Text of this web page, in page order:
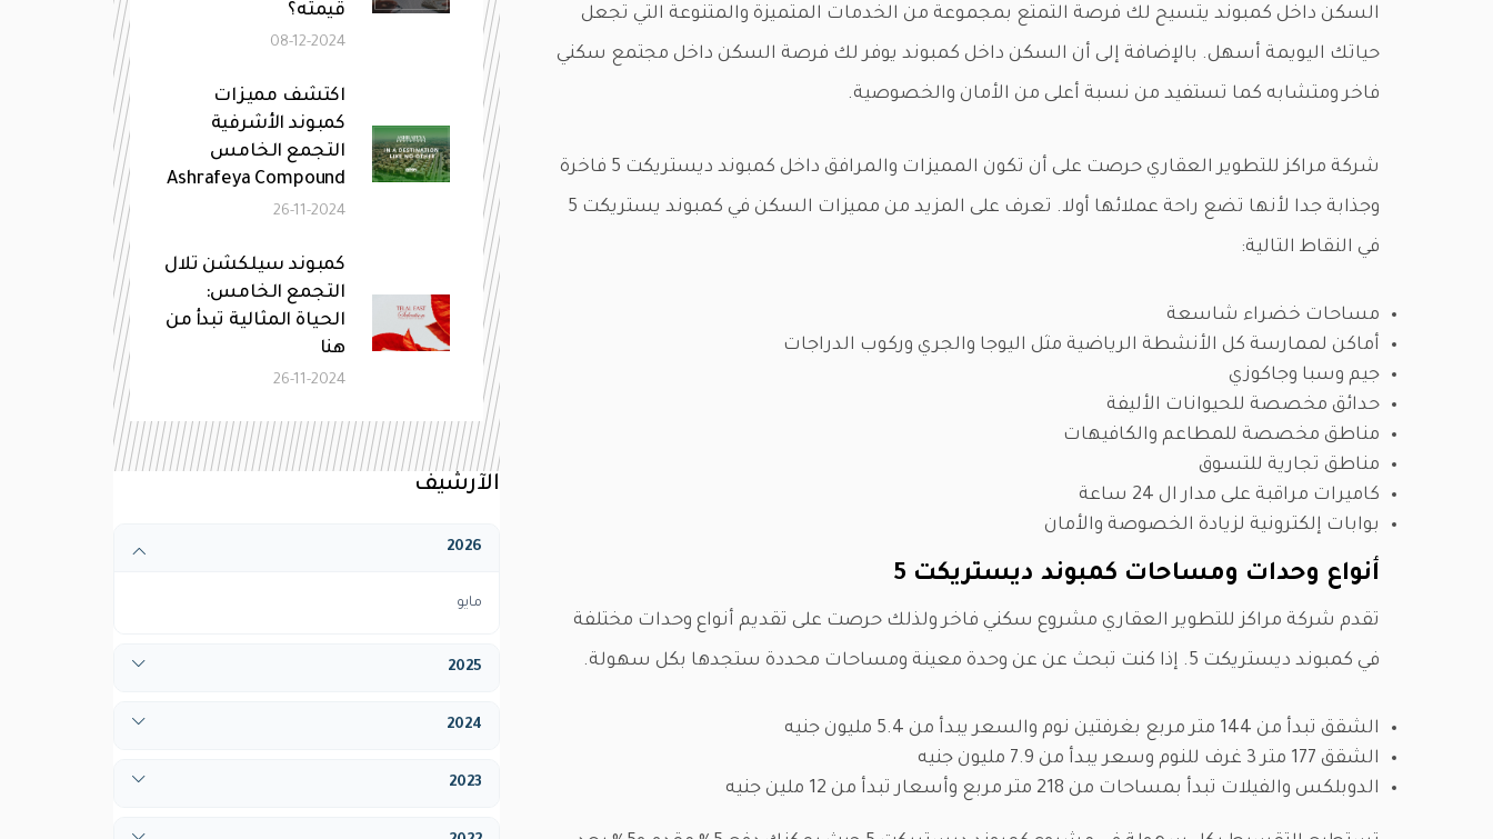
السكن داخل كمبوند يتسيح لك فرصة التمتع بمجموعة من الخدمات المتميزة والمتنوعة التي تجعل
حياتك اليويمة أسهل. بالإضافة إلى أن السكن داخل كمبوند يوفر لك فرصة السكن داخل مجتمع سكني
فاخر ومتشابه كما تستفيد من نسبة أعلى من الأمان والخصوصية.
شركة مراكز للتطوير العقاري حرصت على أن تكون المميزات والمرافق داخل كمبوند ديستريكت 5 فاخرة
وجذابة جدا لأنها تضع راحة عملائها أولا. تعرف على المزيد من مميزات السكن في كمبوند يستريكت 5
في النقاط التالية:
مساحات خضراء شاسعة
أماكن لممارسة كل الأنشطة الرياضية مثل اليوجا والجري وركوب الدراجات
جيم وسبا وجاكوزي
حدائق مخصصة للحيوانات الأليفة
مناطق مخصصة للمطاعم والكافيهات
مناطق تجارية للتسوق
كاميرات مراقبة على مدار ال 24 ساعة
بوابات إلكترونية لزيادة الخصوصة والأمان
أنواع وحدات ومساحات كمبوند ديستريكت 5
تقدم شركة مراكز للتطوير العقاري مشروع سكني فاخر ولذلك حرصت على تقديم أنواع وحدات مختلفة
في كمبوند ديستريكت 5. إذا كنت تبحث عن عن وحدة معينة ومساحات محددة ستجدها بكل سهولة.
الشقق تبدأ من 144 متر مربع بغرفتين نوم والسعر يبدأ من 5.4 مليون جنيه
الشقق 177 متر 3 غرف للنوم وسعر يبدأ من 7.9 مليون جنيه
الدوبلكس والفيلات تبدأ بمساحات من 218 متر مربع وأسعار تبدأ من 12 ملين جنيه
قيمته؟
08-12-2024
اكتشف مميزات
كمبوند الأشرفية
التجمع الخامس
Ashrafeya Compound
26-11-2024
كمبوند سيلكشن تلال
التجمع الخامس:
الحياة المثالية تبدأ من
هنا
26-11-2024
الآرشيف
2026
مايو
2025
2024
2023